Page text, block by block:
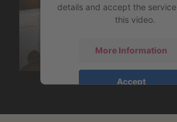
details and accept the
this video.
More Information
Accept
Consent Management